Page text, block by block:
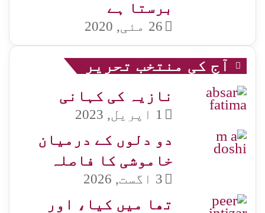
برستا ہے
26 مئی, 2020
آج کی منتخب تحریر
نازیہ کی کہانی
1 اپریل, 2023
دو دلوں کے درمیان
خاموشی کا فاصلہ
3 اگست, 2026
تھا میں کیا، اور